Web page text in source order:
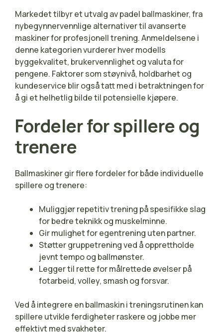
Markedet tilbyr et utvalg av padel ballmaskiner, fra
nybegynnervennlige alternativer til avanserte
maskiner for profesjonell trening. Anmeldelsene i
denne kategorien vurderer hver modells
byggekvalitet, brukervennlighet og valuta for
pengene. Faktorer som støynivå, holdbarhet og
kundeservice blir også tatt med i betraktningen for
å gi et helhetlig bilde til potensielle kjøpere.
Fordeler for spillere og
trenere
Ballmaskiner gir flere fordeler for både individuelle
spillere og trenere:
Muliggjør repetitiv trening på spesifikke slag
for bedre teknikk og muskelminne.
Gir mulighet for egentrening uten partner.
Støtter gruppetrening ved å opprettholde
jevnt tempo og ballmønster.
Legger til rette for målrettede øvelser på
fotarbeid, volley, smash og forsvar.
Ved å integrere en ballmaskin i treningsrutinen kan
spillere utvikle ferdigheter raskere og jobbe mer
effektivt med svakheter.